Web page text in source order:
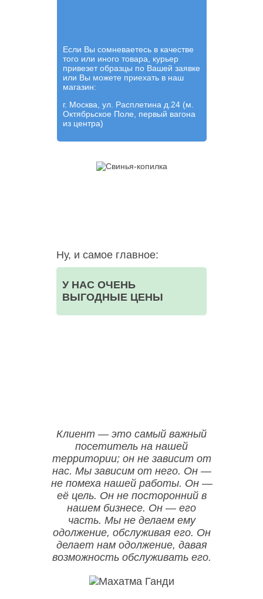
Если Вы сомневаетесь в качестве
того или иного товара, курьер
привезет образцы по Вашей заявке
или Вы можете приехать в наш
магазин:
г. Москва, ул. Расплетина д.24 (м.
Октябрьское Поле, первый вагона
из центра)
Ну, и самое главное:
У НАС ОЧЕНЬ
ВЫГОДНЫЕ ЦЕНЫ
Клиент — это самый важный
посетитель на нашей
территории; он не зависит от
нас. Мы зависим от него. Он —
не помеха нашей работы. Он —
её цель. Он не посторонний в
нашем бизнесе. Он — его
часть. Мы не делаем ему
одолжение, обслуживая его. Он
делает нам одолжение, давая
возможность обслуживать его.